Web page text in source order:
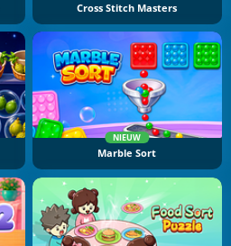
Cross Stitch Masters
NIEUW
Marble Sort